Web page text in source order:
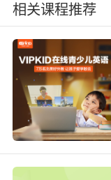
7. He is a
barbarian.
他是个没有格
8. but... she
and barbarians.
但是 完全没人
外
相关课程推荐